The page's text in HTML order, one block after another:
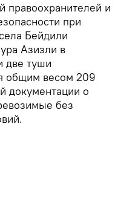
правоохранителей и
при
Бейдили
Азизли в
две туши
общим весом 209
документации о
без